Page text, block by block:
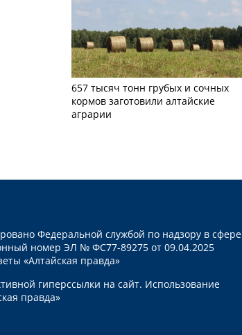
657 тысяч тонн грубых и сочных
кормов заготовили алтайские
аграрии
Федеральной службой по надзору в сфере
номер ЭЛ № ФС77-89275 от 09.04.2025
«Алтайская правда»
гиперссылки на сайт. Использование
правда»